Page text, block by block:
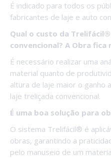
É indicado para todos os
fabricantes de laje e auto
Qual o custo da
convencional? A Obra fica
É necessário realizar uma
material quanto de
altura de laje maior o ganho
laje treliçada convencional.
É uma boa solução para
O sistema Trelifácil® é
obras, garantindo a
pelo manuseio de um